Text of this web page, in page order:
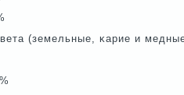
(земельные, κарие и